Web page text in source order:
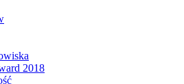
2018